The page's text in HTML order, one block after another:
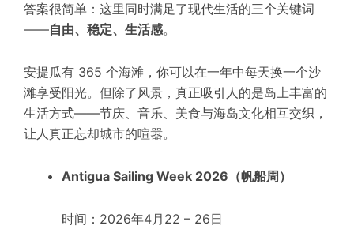
答案很简单：这里同时满足了现代生活的三个关键词
——自由、稳定、生活感。
安提瓜有 365 个海滩，你可以在一年中每天换一个沙
滩享受阳光。但除了风景，真正吸引人的是岛上丰富的
生活方式——节庆、音乐、美食与海岛文化相互交织，
让人真正忘却城市的喧嚣。
Antigua Sailing Week 2026（帆船周）
时间：2026年4月22 – 26日